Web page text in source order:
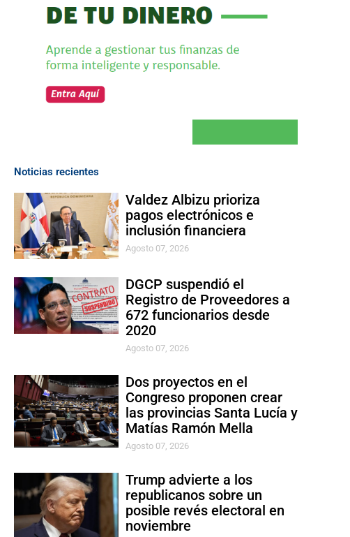
Noticias recientes
Valdez Albizu prioriza
pagos electrónicos e
inclusión financiera
Agosto 07, 2026
DGCP suspendió el
Registro de Proveedores a
672 funcionarios desde
2020
Agosto 07, 2026
Dos proyectos en el
Congreso proponen crear
las provincias Santa Lucía y
Matías Ramón Mella
Agosto 07, 2026
Trump advierte a los
republicanos sobre un
posible revés electoral en
noviembre